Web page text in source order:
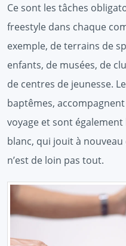
Ce sont les tâches
freestyle dans chaque
exemple, de terrains de
enfants, de musées, de
de centres de jeunesse.
baptêmes,
voyage et sont
blanc, qui jouit à
n’est de loin pas tout.